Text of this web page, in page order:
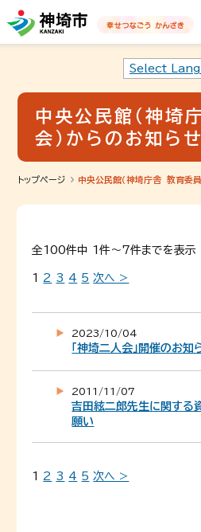
音声読み上げ用ナビゲーションです。
本文へ移動します
ページ最後（フッター）へ移動します
音声読み上げ用ナビゲーションはここまで
Select
中央公民館（神埼
会）からのお知ら
トップページ 中央公民館（神埼庁舎 教育委
全100件中 1件～7件までを表示
1 2 3 4 5 次へ >
2023/10/04
「神埼二人会」開催のお知
2011/11/07
吉田絃二郎先生に関する
願い
1 2 3 4 5 次へ >